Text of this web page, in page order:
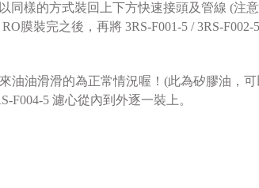
同樣的方式裝回上下方快速接頭及管線 (
膜裝完之後，再將 3RS-F001-5 / 3RS-
油油滑滑的為正常情況喔！(此為矽膠油，
5 濾心從內到外逐一裝上。